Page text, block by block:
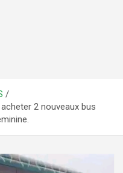
2 nouveaux bus